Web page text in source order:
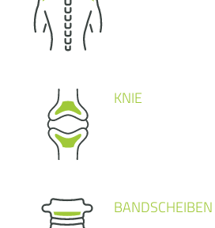
KNIE
BANDSCHEIBEN